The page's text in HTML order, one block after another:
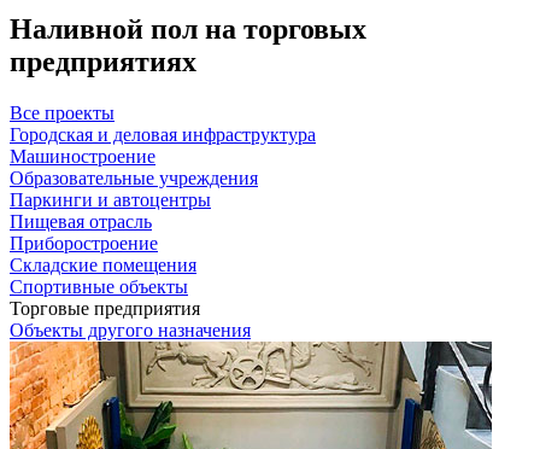
Наливной пол на торговых
предприятиях
Все проекты
Городская и деловая инфраструктура
Машиностроение
Образовательные учреждения
Паркинги и автоцентры
Пищевая отрасль
Приборостроение
Складские помещения
Спортивные объекты
Торговые предприятия
Объекты другого назначения